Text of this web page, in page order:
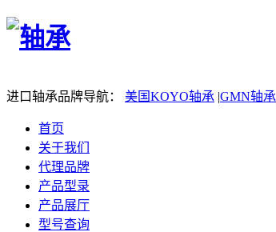
进口轴承品牌导航： 美国KOYO轴承 |GMN轴承
首页
关于我们
代理品牌
产品型录
产品展厅
型号查询